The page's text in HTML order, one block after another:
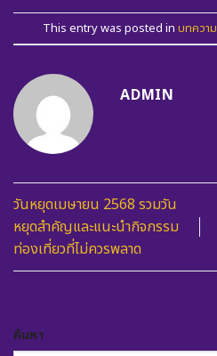
This entry was posted in บทความ
ADMIN
วันหยุดเมษายน 2568 รวมวัน
หยุดสำคัญและแนะนำกิจกรรม
ท่องเที่ยวที่ไม่ควรพลาด
ค้นหา